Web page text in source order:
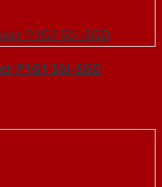
P1G1 Sồi-SGD